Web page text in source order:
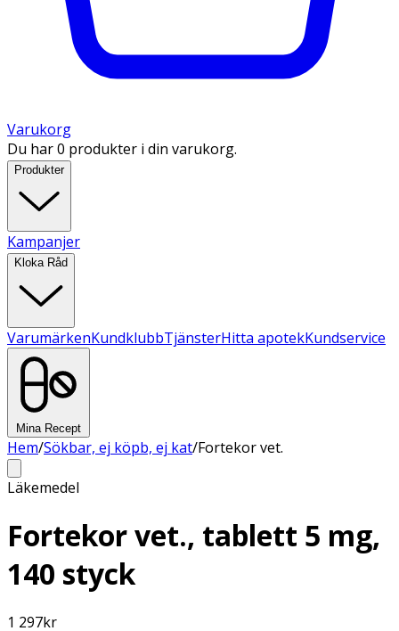
Varukorg
Du har 0 produkter i din varukorg.
Produkter
Kampanjer
Kloka Råd
VarumärkenKundklubbTjänsterHitta apotekKundservice
Mina Recept
Hem/Sökbar, ej köpb, ej kat/Fortekor vet.
Läkemedel
Fortekor vet., tablett 5 mg,
140 styck
1 297kr